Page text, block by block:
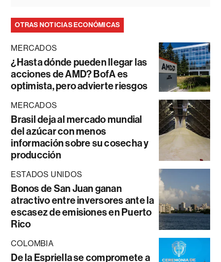
OTRAS NOTICIAS ECONÓMICAS
MERCADOS
¿Hasta dónde pueden llegar las
acciones de AMD? BofA es
optimista, pero advierte riesgos
MERCADOS
Brasil deja al mercado mundial
del azúcar con menos
información sobre su cosecha y
producción
ESTADOS UNIDOS
Bonos de San Juan ganan
atractivo entre inversores ante la
escasez de emisiones en Puerto
Rico
COLOMBIA
De la Espriella se compromete a